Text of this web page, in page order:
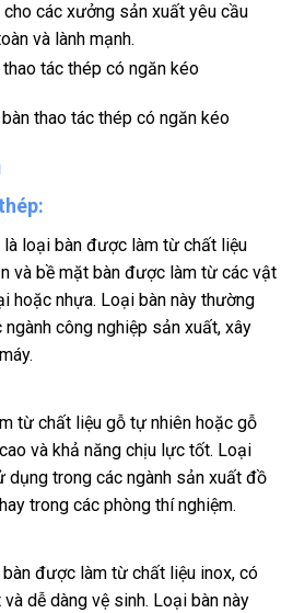
các xưởng sản xuất yêu cầu
và lành mạnh.
thao tác thép có ngăn kéo
là loại bàn được làm từ chất liệu
và bề mặt bàn được làm từ các vật
hoặc nhựa. Loại bàn này thường
công nghiệp sản xuất, xây
từ chất liệu gỗ tự nhiên hoặc gỗ
và khả năng chịu lực tốt. Loại
dụng trong các ngành sản xuất đồ
trong các phòng thí nghiệm.
được làm từ chất liệu inox, có
dễ dàng vệ sinh. Loại bàn này